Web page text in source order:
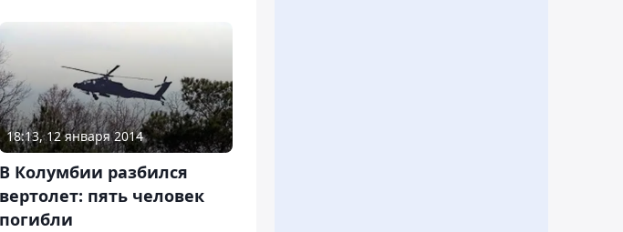
18:13, 12 января 2014
В Колумбии разбился
вертолет: пять человек
погибли